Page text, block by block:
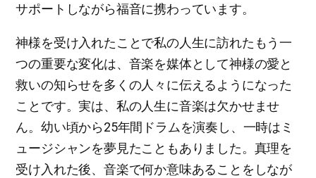
サポートしながら福音に携わっています。
神様を受け入れたことで私の人生に訪れたもう一
つの重要な変化は、音楽を媒体として神様の愛と
救いの知らせを多くの人々に伝えるようになった
ことです。実は、私の人生に音楽は欠かせませ
ん。幼い頃から25年間ドラムを演奏し、一時はミ
ュージシャンを夢見たこともありました。真理を
受け入れた後、音楽で何か意味あることをしなが